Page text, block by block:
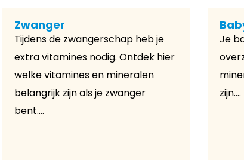
Zwanger
Tijdens de zwangerschap heb je
extra vitamines nodig. Ontdek hier
welke vitamines en mineralen
belangrijk zijn als je zwanger
bent....
Je
zijn....